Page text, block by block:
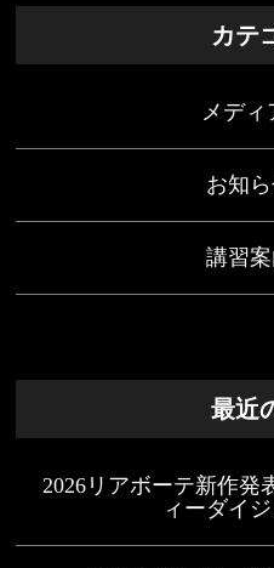
カテ
メディ
お知
講習
最近
2026リアボーテ新作発
ィーダイ